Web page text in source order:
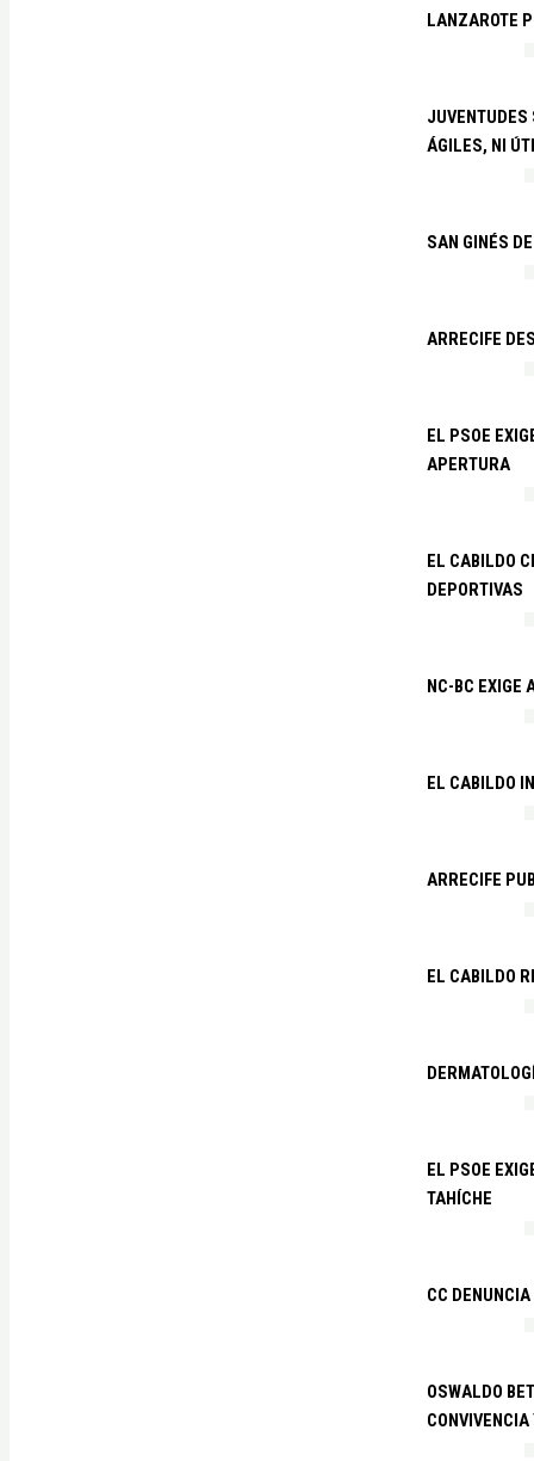
LANZAROTE
JUVENTUDES
ÁGILES, NI
SAN GINÉS
ARRECIFE
EL PSOE
APERTURA
EL CABILDO
DEPORTIVAS
NC-BC EXIGE
EL CABILDO
ARRECIFE
EL CABILDO
EL PSOE
TAHÍCHE
CC
OSWALDO